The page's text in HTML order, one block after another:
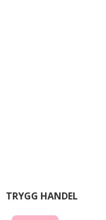
TRYGG HANDEL